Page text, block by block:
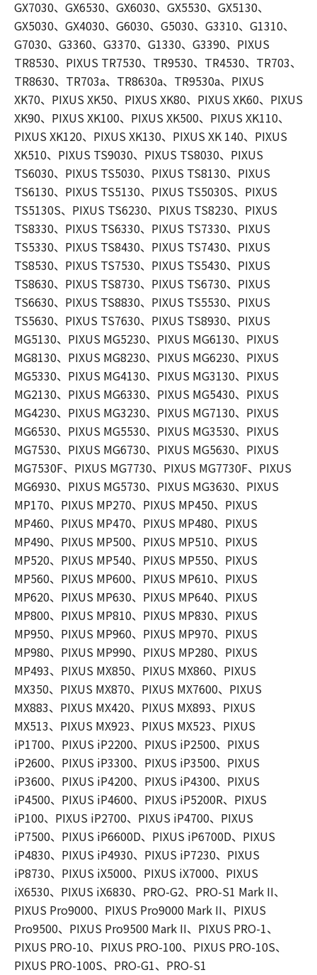
GX7030、GX6530、GX6030、GX5530、GX5130、
GX5030、GX4030、G6030、G5030、G3310、G1310、
G7030、G3360、G3370、G1330、G3390、PIXUS
TR8530、PIXUS TR7530、TR9530、TR4530、TR703、
TR8630、TR703a、TR8630a、TR9530a、PIXUS
XK70、PIXUS XK50、PIXUS XK80、PIXUS XK60、PIXUS
XK90、PIXUS XK100、PIXUS XK500、PIXUS XK110、
PIXUS XK120、PIXUS XK130、PIXUS XK 140、PIXUS
XK510、PIXUS TS9030、PIXUS TS8030、PIXUS
TS6030、PIXUS TS5030、PIXUS TS8130、PIXUS
TS6130、PIXUS TS5130、PIXUS TS5030S、PIXUS
TS5130S、PIXUS TS6230、PIXUS TS8230、PIXUS
TS8330、PIXUS TS6330、PIXUS TS7330、PIXUS
TS5330、PIXUS TS8430、PIXUS TS7430、PIXUS
TS8530、PIXUS TS7530、PIXUS TS5430、PIXUS
TS8630、PIXUS TS8730、PIXUS TS6730、PIXUS
TS6630、PIXUS TS8830、PIXUS TS5530、PIXUS
TS5630、PIXUS TS7630、PIXUS TS8930、PIXUS
MG5130、PIXUS MG5230、PIXUS MG6130、PIXUS
MG8130、PIXUS MG8230、PIXUS MG6230、PIXUS
MG5330、PIXUS MG4130、PIXUS MG3130、PIXUS
MG2130、PIXUS MG6330、PIXUS MG5430、PIXUS
MG4230、PIXUS MG3230、PIXUS MG7130、PIXUS
MG6530、PIXUS MG5530、PIXUS MG3530、PIXUS
MG7530、PIXUS MG6730、PIXUS MG5630、PIXUS
MG7530F、PIXUS MG7730、PIXUS MG7730F、PIXUS
MG6930、PIXUS MG5730、PIXUS MG3630、PIXUS
MP170、PIXUS MP270、PIXUS MP450、PIXUS
MP460、PIXUS MP470、PIXUS MP480、PIXUS
MP490、PIXUS MP500、PIXUS MP510、PIXUS
MP520、PIXUS MP540、PIXUS MP550、PIXUS
MP560、PIXUS MP600、PIXUS MP610、PIXUS
MP620、PIXUS MP630、PIXUS MP640、PIXUS
MP800、PIXUS MP810、PIXUS MP830、PIXUS
MP950、PIXUS MP960、PIXUS MP970、PIXUS
MP980、PIXUS MP990、PIXUS MP280、PIXUS
MP493、PIXUS MX850、PIXUS MX860、PIXUS
MX350、PIXUS MX870、PIXUS MX7600、PIXUS
MX883、PIXUS MX420、PIXUS MX893、PIXUS
MX513、PIXUS MX923、PIXUS MX523、PIXUS
iP1700、PIXUS iP2200、PIXUS iP2500、PIXUS
iP2600、PIXUS iP3300、PIXUS iP3500、PIXUS
iP3600、PIXUS iP4200、PIXUS iP4300、PIXUS
iP4500、PIXUS iP4600、PIXUS iP5200R、PIXUS
iP100、PIXUS iP2700、PIXUS iP4700、PIXUS
iP7500、PIXUS iP6600D、PIXUS iP6700D、PIXUS
iP4830、PIXUS iP4930、PIXUS iP7230、PIXUS
iP8730、PIXUS iX5000、PIXUS iX7000、PIXUS
iX6530、PIXUS iX6830、PRO-G2、PRO-S1 Mark II、
PIXUS Pro9000、PIXUS Pro9000 Mark II、PIXUS
Pro9500、PIXUS Pro9500 Mark II、PIXUS PRO-1、
PIXUS PRO-10、PIXUS PRO-100、PIXUS PRO-10S、
PIXUS PRO-100S、PRO-G1、PRO-S1